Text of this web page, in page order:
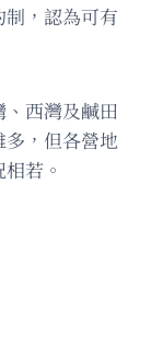
，認為可有
西灣及鹹田
，但各營地
若。